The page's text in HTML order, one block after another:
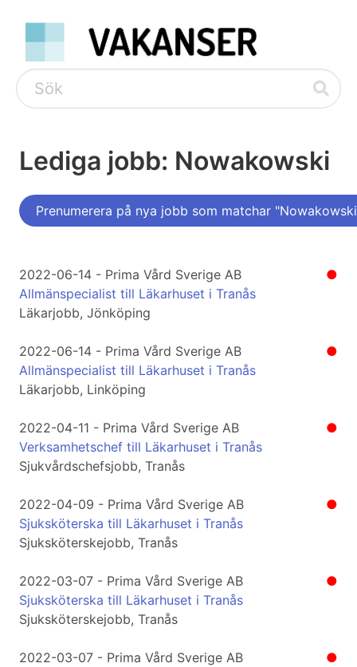
Lediga jobb: Nowakowski
Prenumerera på nya jobb som matchar
●
2022-06-14 - Prima Vård Sverige AB
Allmänspecialist till Läkarhuset i Tranås
Läkarjobb, Jönköping
●
2022-06-14 - Prima Vård Sverige AB
Allmänspecialist till Läkarhuset i Tranås
Läkarjobb, Linköping
●
2022-04-11 - Prima Vård Sverige AB
Verksamhetschef till Läkarhuset i Tranås
Sjukvårdschefsjobb, Tranås
●
2022-04-09 - Prima Vård Sverige AB
Sjuksköterska till Läkarhuset i Tranås
Sjuksköterskejobb, Tranås
●
2022-03-07 - Prima Vård Sverige AB
Sjuksköterska till Läkarhuset i Tranås
Sjuksköterskejobb, Tranås
●
2022-03-07 - Prima Vård Sverige AB